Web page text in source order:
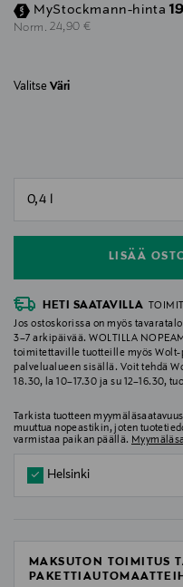
MyStockmann-hinta
Norm. Original Price
24,90 €
Valitse Väri
LISÄÄ
null
HETI SAATAVILLA
Jos ostoskorissa on myös
3–7 arkipäivää. WOLTILLA
toimitettaville tuotteille myös
palvelualueen sisällä. Voit tehdä
18.30, la 10–17.30 ja su 12–16.30,
Tarkista tuotteen
muuttua nopeastikin, joten
varmistaa paikan päällä.
Helsinki
MAKSUTON TOIMITUS